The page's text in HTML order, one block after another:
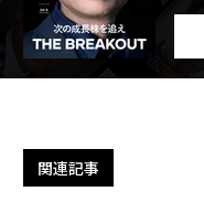
関連記事